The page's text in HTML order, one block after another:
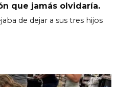
que jamás olvidaría.
de dejar a sus tres hijos